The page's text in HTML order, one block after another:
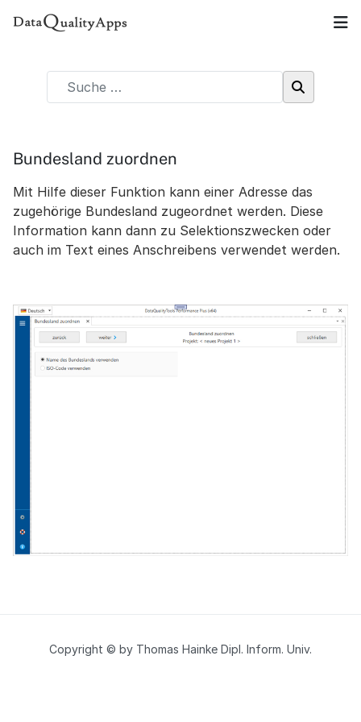
Bundesland zuordnen
Mit Hilfe dieser Funktion kann einer Adresse das
zugehörige Bundesland zugeordnet werden. Diese
Information kann dann zu Selektionszwecken oder
auch im Text eines Anschreibens verwendet werden.
Copyright © by Thomas Hainke Dipl. Inform. Univ.